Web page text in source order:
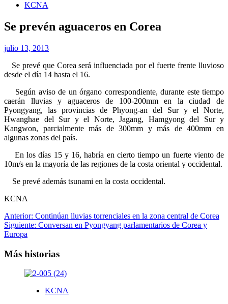
KCNA
Se prevén aguaceros en Corea
julio 13, 2013
Se prevé que Corea será influenciada por el fuerte frente lluvioso
desde el día 14 hasta el 16.
Según aviso de un órgano correspondiente, durante este tiempo
caerán lluvias y aguaceros de 100-200mm en la ciudad de
Pyongyang, las provincias de Phyong-an del Sur y el Norte,
Hwanghae del Sur y el Norte, Jagang, Hamgyong del Sur y
Kangwon, parcialmente más de 300mm y más de 400mm en
algunas zonas del país.
En los días 15 y 16, habría en cierto tiempo un fuerte viento de
10m/s en la mayoría de las regiones de la costa oriental y occidental.
Se prevé además tsunami en la costa occidental.
KCNA
Navegación
de
Anterior: Continúan lluvias torrenciales en la zona central de Corea
Siguiente: Conversan en Pyongyang parlamentarios de Corea y
Europa
Más historias
KCNA